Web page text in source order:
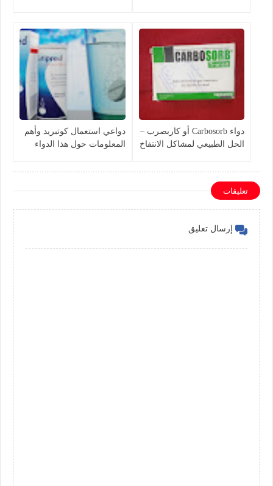
دواء Carbosorb أو كاربصرب –
الحل الطبيعي لمشاكل الانتفاخ
دواعي استعمال كوتبريد وأهم
المعلومات حول هذا الدواء
تعليقات
إرسال تعليق